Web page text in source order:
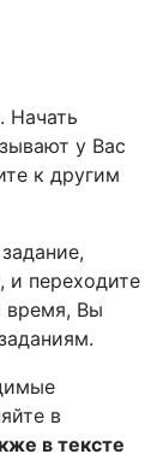
Начать
у Вас
к другим
и переходите
время, Вы
в
в тексте